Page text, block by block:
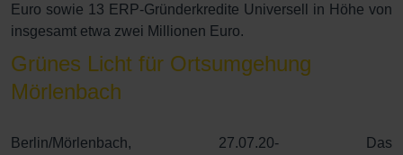
Euro sowie 13 ERP-Gründerkredite Universell in Höhe von
insgesamt etwa zwei Millionen Euro.
Grünes Licht für Ortsumgehung
Mörlenbach
Berlin/Mörlenbach, 27.07.20- Das